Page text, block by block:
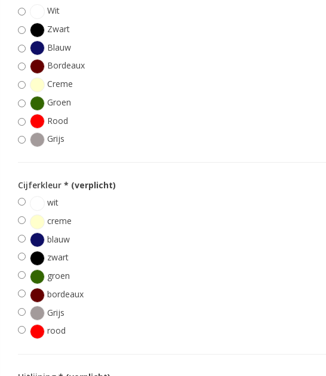
Wit
Zwart
Blauw
Bordeaux
Creme
Groen
Rood
Grijs
Cijferkleur * (verplicht)
wit
creme
blauw
zwart
groen
bordeaux
Grijs
rood